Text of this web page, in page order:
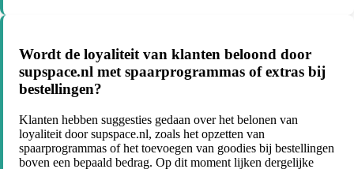
Wordt de loyaliteit van klanten beloond door
supspace.nl met spaarprogrammas of extras bij
bestellingen?
Klanten hebben suggesties gedaan over het belonen van
loyaliteit door supspace.nl, zoals het opzetten van
spaarprogrammas of het toevoegen van goodies bij bestellingen
boven een bepaald bedrag. Op dit moment lijken dergelijke